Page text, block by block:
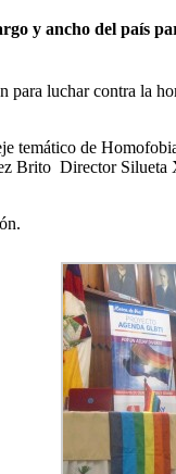
y ancho del país
para luchar contra la
temático de
Brito Director